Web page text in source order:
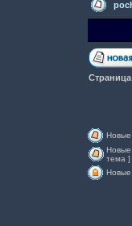
Страница
Новые
тема ]
Новые